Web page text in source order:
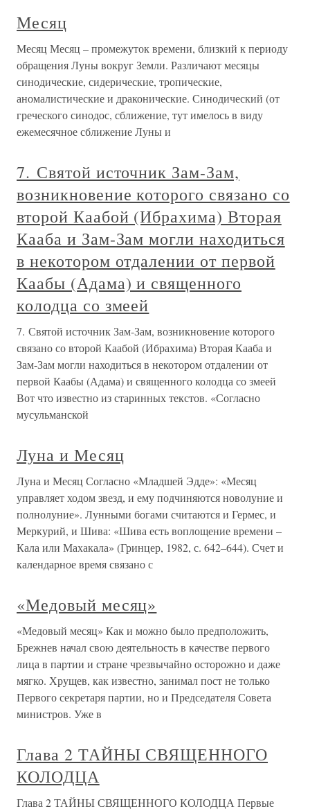
Месяц
Месяц Месяц – промежуток времени, близкий к периоду
обращения Луны вокруг Земли. Различают месяцы
синодические, сидерические, тропические,
аномалистические и драконические. Синодический (от
греческого синодос, сближение, тут имелось в виду
ежемесячное сближение Луны и
7. Святой источник Зам-Зам,
возникновение которого связано со
второй Каабой (Ибрахима) Вторая
Кааба и Зам-Зам могли находиться
в некотором отдалении от первой
Каабы (Адама) и священного
колодца со змеей
7. Святой источник Зам-Зам, возникновение которого
связано со второй Каабой (Ибрахима) Вторая Кааба и
Зам-Зам могли находиться в некотором отдалении от
первой Каабы (Адама) и священного колодца со змеей
Вот что известно из старинных текстов. «Согласно
мусульманской
Луна и Месяц
Луна и Месяц Согласно «Младшей Эдде»: «Месяц
управляет ходом звезд, и ему подчиняются новолуние и
полнолуние». Лунными богами считаются и Гермес, и
Меркурий, и Шива: «Шива есть воплощение времени –
Кала или Махакала» (Гринцер, 1982, с. 642–644). Счет и
календарное время связано с
«Медовый месяц»
«Медовый месяц» Как и можно было предположить,
Брежнев начал свою деятельность в качестве первого
лица в партии и стране чрезвычайно осторожно и даже
мягко. Хрущев, как известно, занимал пост не только
Первого секретаря партии, но и Председателя Совета
министров. Уже в
Глава 2 ТАЙНЫ СВЯЩЕННОГО
КОЛОДЦА
Глава 2 ТАЙНЫ СВЯЩЕННОГО КОЛОДЦА Первые